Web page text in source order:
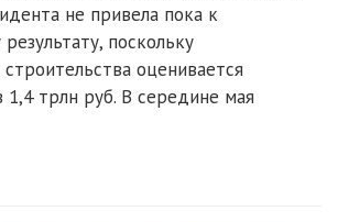
не привела пока к
поскольку
оценивается
1,4 трлн руб. В середине мая